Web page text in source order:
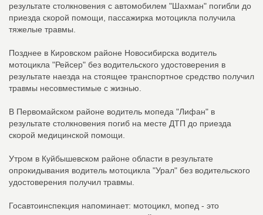
результате столкновения с автомобилем "Шахман" погибли до
приезда скорой помощи, пассажирка мотоцикла получила
тяжелые травмы.
Позднее в Кировском районе Новосибирска водитель
мотоцикла "Рейсер" без водительского удостоверения в
результате наезда на стоящее транспортное средство получил
травмы несовместимые с жизнью.
В Первомайском районе водитель мопеда "Лифан" в
результате столкновения погиб на месте ДТП до приезда
скорой медицинской помощи.
Утром в Куйбышевском районе области в результате
опрокидывания водитель мотоцикла "Урал" без водительского
удостоверения получил травмы.
Госавтоинспекция напоминает: мотоцикл, мопед - это